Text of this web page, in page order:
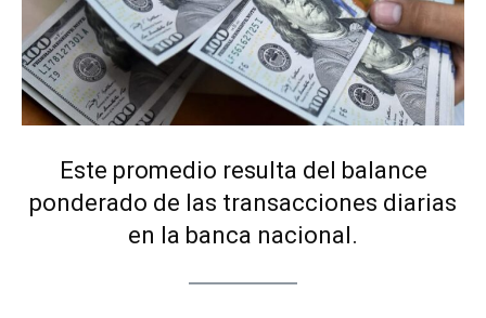
Este promedio resulta del balance
ponderado de las transacciones diarias
en la banca nacional.